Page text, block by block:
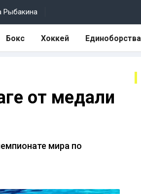
Рыбакина
Бокс Хоккей Единоборства
от медали
мира по